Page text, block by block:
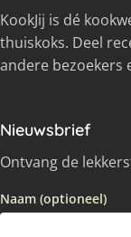
KookJij is dé
thuiskoks. Deel
andere bezoekers
Nieuwsbrief
Ontvang de
Naam (optioneel)